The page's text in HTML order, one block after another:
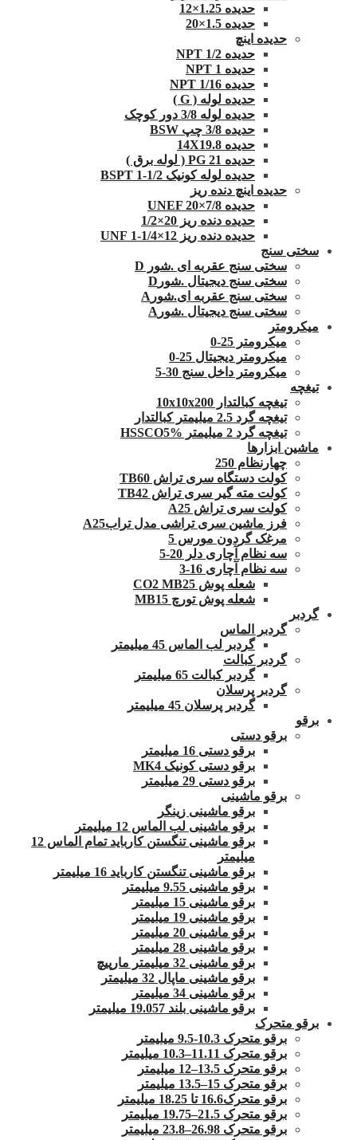
حدیده 1.25×12
حدیده 1.5×20
حدیده اینچ
حدیده 1/2 NPT
حدیده NPT 1
حدیده 1/16 NPT
حدیده لوله ( G )
حدیده لوله 3/8 دور کوچک
حدیده 3/8 چپ BSW
حدیده 14X19.8
حدیده 21 PG ( لوله برق )
حدیده لوله کونیک 1/2-1 BSPT
حدیده اینچ دنده ریز
حدیده UNEF 20×7/8
حدیده دنده ریز 20×1/2
حدیده دنده ریز 12×1/4-1 UNF
سختی سنج
سختی سنج عقربه ای .شور D
سختی سنج دیجیتال .شورD
سختی سنج عقربه ای.شورA
سختی سنج دیجیتال .شورA
میکرومتر
میکرومتر 25-0
میکرومتر دیجیتال 25-0
میکرومتر داخل سنج 30-5
تیغچه
تیغچه کبالتدار 10x10x200
تیغچه گرد 2.5 میلیمتر کبالتدار
تیغچه گرد 2 میلیمتر HSSCO5%
ماشین ابزارها
چهارنظام 250
کولت دستگاه سری تراش TB60
کولت مته گیر سری تراش TB42
کولت سری تراش A25
فرز ماشین سری تراشی مدل ترابA25
مرغک گردون مورس 5
سه نظام آچاری دلر 20-5
سه نظام آچاری 16-3
شعله پوش CO2 MB25
شعله پوش تورچ MB15
گردبر
گردبر الماس
گردبر لب الماس 45 میلیمتر
گردبر کبالت
گردبر کبالت 65 میلیمتر
گردبر پرسلان
گردبر پرسلان 45 میلیمتر
برقو
برقو دستی
برقو دستی 16 میلیمتر
برقو دستی کونیک MK4
برقو دستی 29 میلیمتر
برقو ماشینی
برقو ماشینی زینگر
برقو ماشینی لب الماس 12 میلیمتر
برقو ماشینی تنگستن کارباید تمام الماس 12
میلیمتر
برقو ماشینی تنگستن کارباید 16 میلیمتر
برقو ماشینی 9.55 میلیمتر
برقو ماشینی 15 میلیمتر
برقو ماشینی 19 میلیمتر
برقو ماشینی 20 میلیمتر
برقو ماشینی 28 میلیمتر
برقو ماشینی 32 میلیمتر مارپیچ
برقو ماشینی ماپال 32 میلیمتر
برقو ماشینی 34 میلیمتر
برقو ماشینی بلند 19.057 میلیمتر
برقو متحرک
برقو متحرک 10.3-9.5 میلیمتر
برقو متحرک 11.11–10.3 میلیمتر
برقو متحرک 13.5–12 میلیمتر
برقو متحرک 15–13.5 میلیمتر
برقو متحرک16.6 تا 18.25 میلیمتر
برقو متحرک 21.5–19.75 میلیمتر
برقو متحرک 26.98–23.8 میلیمتر